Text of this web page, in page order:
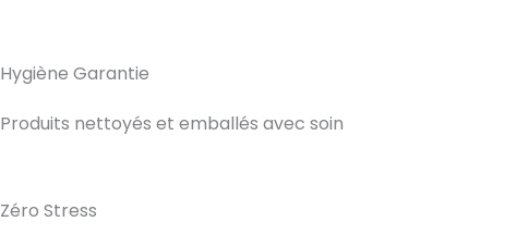
Hygiène Garantie
Produits nettoyés et emballés avec soin
Zéro Stress